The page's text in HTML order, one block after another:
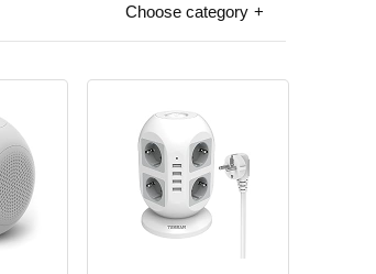
Choose category